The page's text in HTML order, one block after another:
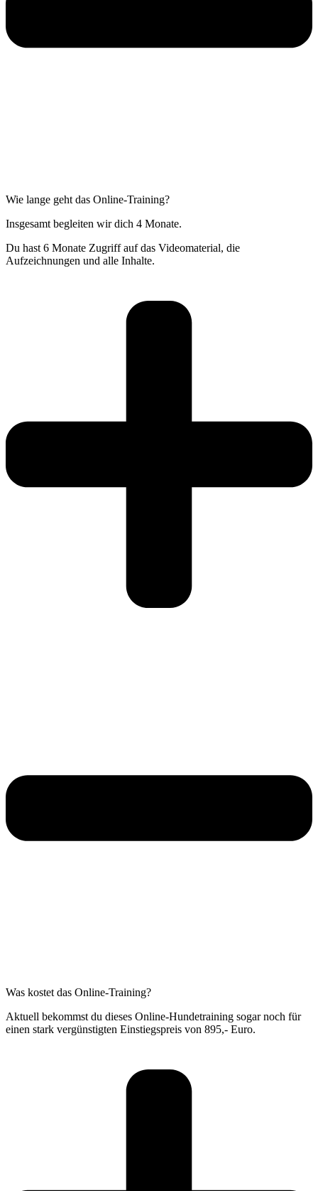
Wie lange geht das Online-Training?
Insgesamt begleiten wir dich 4 Monate.
Du hast 6 Monate Zugriff auf das Videomaterial, die
Aufzeichnungen und alle Inhalte.
Was kostet das Online-Training?
Aktuell bekommst du dieses Online-Hundetraining sogar noch für
einen stark vergünstigten Einstiegspreis von 895,- Euro.